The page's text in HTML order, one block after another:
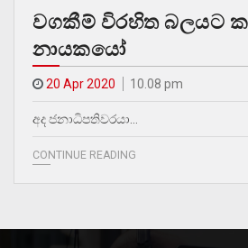
වගකීම් විරහිත බලයට
නායකයෝ
20 Apr 2020 10.08 pm
අද ජනාධිපතිවරයා…
CONTINUE READING